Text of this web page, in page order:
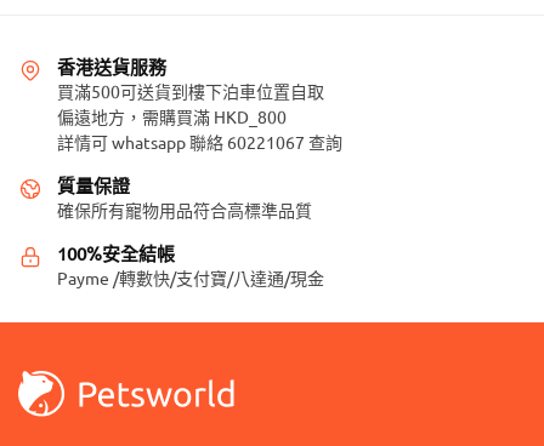
面
項
香港送貨服務
買滿500可送貨到樓下泊車位置自取
偏遠地方，需購買滿 HKD_800
詳情可 whatsapp 聯絡 60221067 查詢
質量保證
確保所有寵物用品符合高標準品質
100%安全結帳
Payme /轉數快/支付寶/八達通/現金